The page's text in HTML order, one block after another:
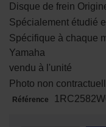
Disque de frein
Spécialement étudié
Spécifique à chaque
Yamaha
vendu à l'unité
Photo non
Référence